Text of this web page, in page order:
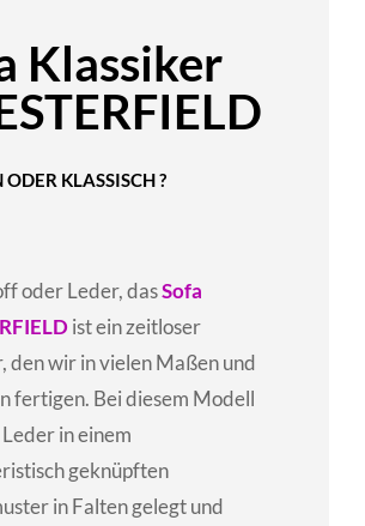
Klassiker
KLASSISCH ?
oder Leder, dasSofa
ist ein zeitloser
den wir in vielen Maßen und
fertigen. Bei diesem Modell
in einem
geknüpften
in Falten gelegt und